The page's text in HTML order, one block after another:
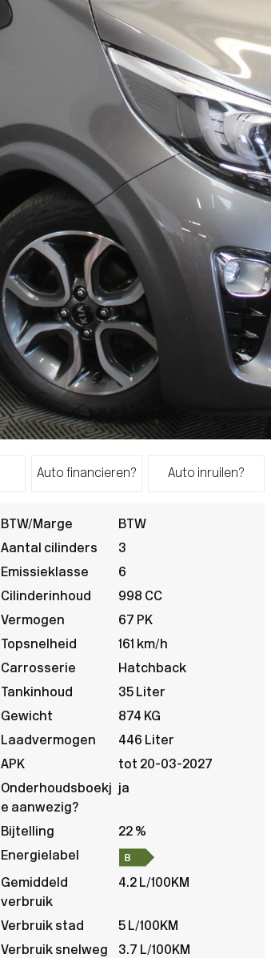
Auto financieren? Auto inruilen?
BTW/Marge
BTW
Aantal cilinders
3
Emissieklasse
6
Cilinderinhoud
998 CC
Vermogen
67 PK
Topsnelheid
161 km/h
Carrosserie
Hatchback
Tankinhoud
35 Liter
Gewicht
874 KG
Laadvermogen
446 Liter
APK
tot 20-03-2027
Onderhoudsboekj
e aanwezig?
ja
Bijtelling
22 %
Energielabel
Gemiddeld
verbruik
4.2 L/100KM
Verbruik stad
5 L/100KM
Verbruik snelweg
3.7 L/100KM